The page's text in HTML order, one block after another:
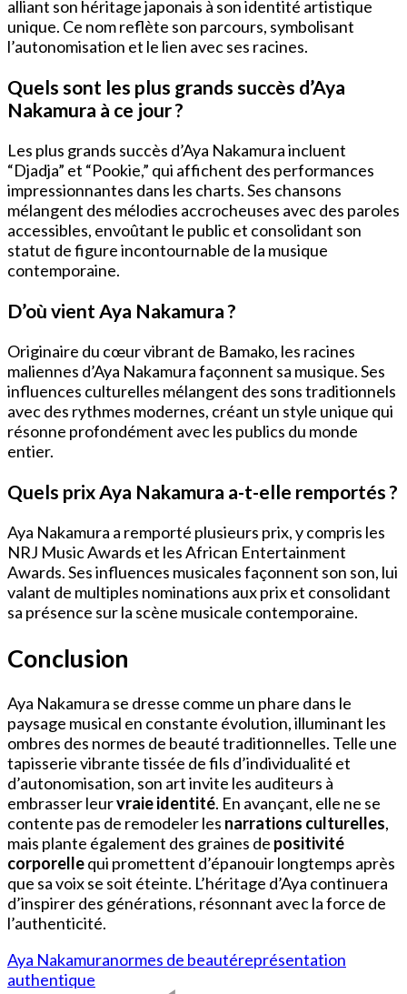
alliant son héritage japonais à son identité artistique
unique. Ce nom reflète son parcours, symbolisant
l’autonomisation et le lien avec ses racines.
Quels sont les plus grands succès d’Aya
Nakamura à ce jour ?
Les plus grands succès d’Aya Nakamura incluent
“Djadja” et “Pookie,” qui affichent des performances
impressionnantes dans les charts. Ses chansons
mélangent des mélodies accrocheuses avec des paroles
accessibles, envoûtant le public et consolidant son
statut de figure incontournable de la musique
contemporaine.
D’où vient Aya Nakamura ?
Originaire du cœur vibrant de Bamako, les racines
maliennes d’Aya Nakamura façonnent sa musique. Ses
influences culturelles mélangent des sons traditionnels
avec des rythmes modernes, créant un style unique qui
résonne profondément avec les publics du monde
entier.
Quels prix Aya Nakamura a-t-elle remportés ?
Aya Nakamura a remporté plusieurs prix, y compris les
NRJ Music Awards et les African Entertainment
Awards. Ses influences musicales façonnent son son, lui
valant de multiples nominations aux prix et consolidant
sa présence sur la scène musicale contemporaine.
Conclusion
Aya Nakamura se dresse comme un phare dans le
paysage musical en constante évolution, illuminant les
ombres des normes de beauté traditionnelles. Telle une
tapisserie vibrante tissée de fils d’individualité et
d’autonomisation, son art invite les auditeurs à
embrasser leurvraie identité. En avançant, elle ne se
contente pas de remodeler les narrations culturelles,
mais plante également des graines de positivité
corporellequi promettent d’épanouir longtemps après
que sa voix se soit éteinte. L’héritage d’Aya continuera
d’inspirer des générations, résonnant avec la force de
l’authenticité.
Aya Nakamuranormes de beautéreprésentation
authentique